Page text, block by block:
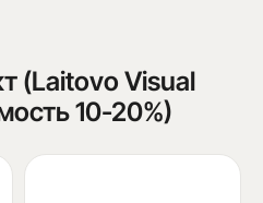
(Laitovo Visual
10-20%)